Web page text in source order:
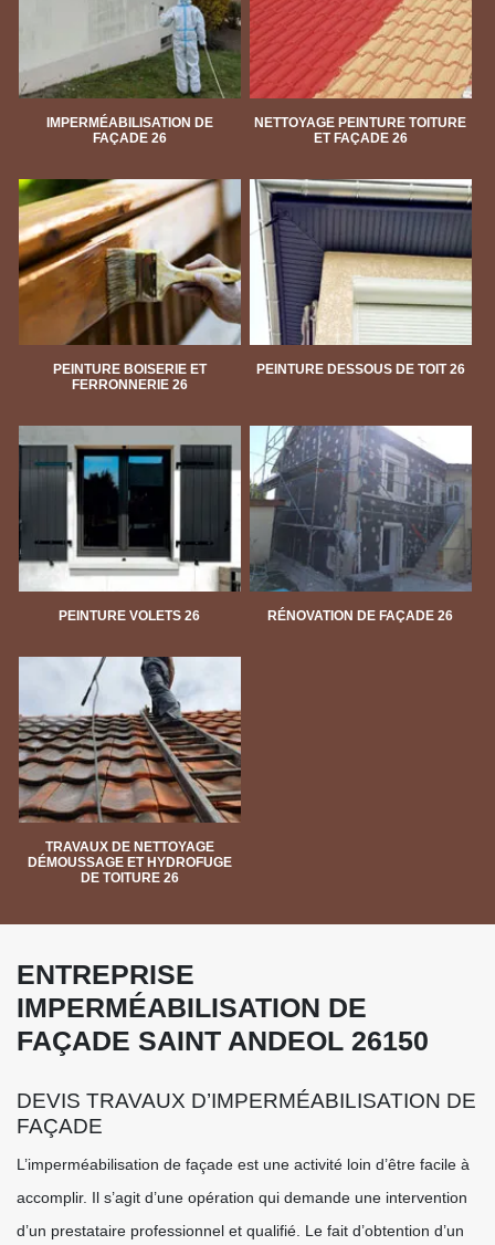
IMPERMÉABILISATION DE
FAÇADE 26
NETTOYAGE PEINTURE TOITURE
ET FAÇADE 26
PEINTURE BOISERIE ET
FERRONNERIE 26
PEINTURE DESSOUS DE TOIT 26
PEINTURE VOLETS 26 RÉNOVATION DE FAÇADE 26
TRAVAUX DE NETTOYAGE
DÉMOUSSAGE ET HYDROFUGE
DE TOITURE 26
ENTREPRISE
IMPERMÉABILISATION DE
FAÇADE SAINT ANDEOL 26150
DEVIS TRAVAUX D’IMPERMÉABILISATION DE
FAÇADE
L’imperméabilisation de façade est une activité loin d’être facile à
accomplir. Il s’agit d’une opération qui demande une intervention
d’un prestataire professionnel et qualifié. Le fait d’obtention d’un